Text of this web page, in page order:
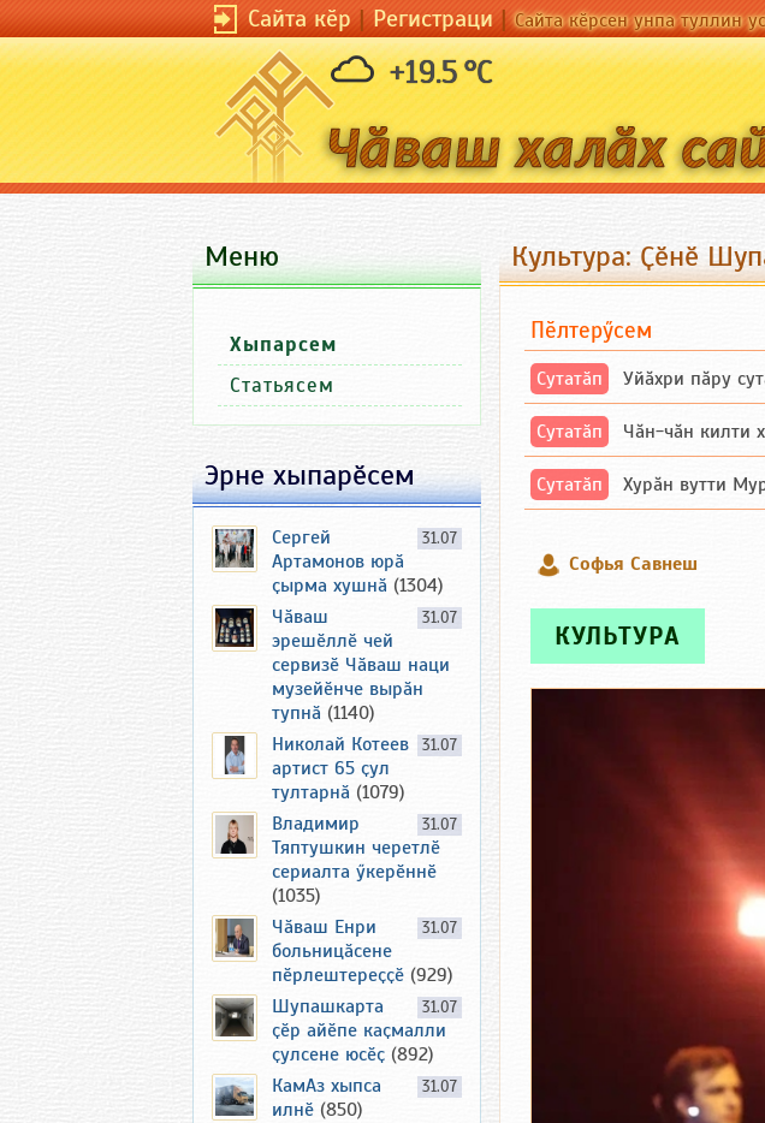
Сайта кӗр|Регистраци|Сайта кӗрсен унпа туллин
+19.5 °C
Культура: Ҫӗнӗ
Пӗлтерӳсем
Сутатӑп Уйăхри пăру
Сутатӑп Чăн-чăн килти
Сутатӑп Хурăн вутти
Софья Савнеш
КУЛЬТУРА
Меню
Хыпарсем
Статьясем
Эрне хыпарӗсем
31.07
Сергей
Артамонов юрӑ
ҫырма хушнӑ (1304)
31.07
Чӑваш
эрешӗллӗ чей
сервизӗ Чӑваш наци
музейӗнче вырӑн
тупнӑ (1140)
31.07
Николай Котеев
артист 65 ҫул
тултарнӑ (1079)
31.07
Владимир
Тяптушкин черетлӗ
сериалта ӳкерӗннӗ
(1035)
31.07
Чӑваш Енри
больницӑсене
пӗрлештереҫҫӗ (929)
31.07
Шупашкарта
ҫӗр айӗпе каҫмалли
ҫулсене юсӗҫ (892)
31.07
КамАз хыпса
илнӗ (850)